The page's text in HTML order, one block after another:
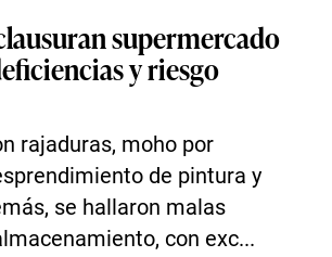
supermercado
y riesgo
rajaduras, moho por
de pintura y
se hallaron malas
con exc...